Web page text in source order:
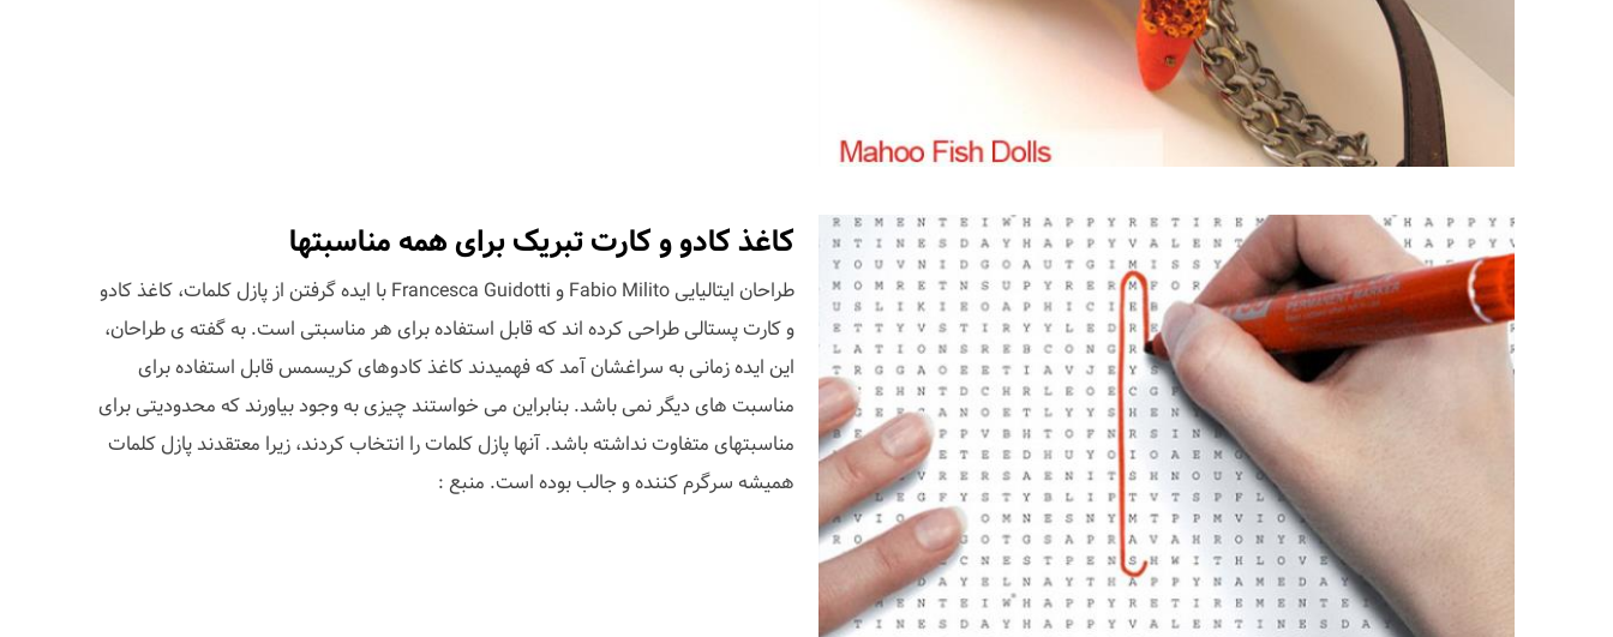
کاغذ کادو و کارت تبریک برای همه مناسبتها
طراحان ایتالیایی Fabio Milito و Francesca Guidotti با ایده گرفتن از پازل کلمات، کاغذ کادو
و کارت پستالی طراحی کرده اند که قابل استفاده برای هر مناسبتی است. به گفته ی طراحان،
این ایده زمانی به سراغشان آمد که فهمیدند کاغذ کادوهای کریسمس قابل استفاده برای
مناسبت های دیگر نمی باشد. بنابراین می خواستند چیزی به وجود بیاورند که محدودیتی برای
مناسبتهای متفاوت نداشته باشد. آنها پازل کلمات را انتخاب کردند، زیرا معتقدند پازل کلمات
همیشه سرگرم کننده و جالب بوده است. منبع :